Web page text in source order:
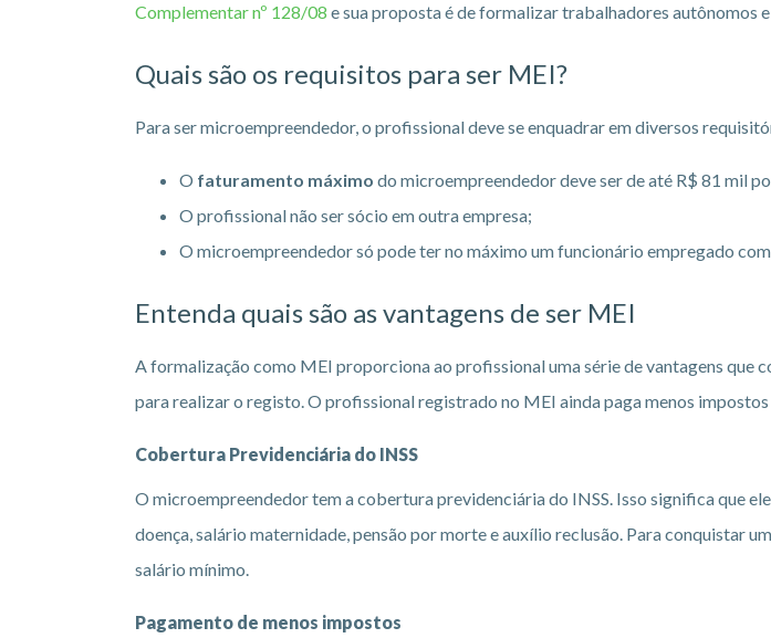
Complementar nº 128/08 e sua proposta é de formalizar trabalhadores autônomos
Quais são os requisitos para ser MEI?
Para ser microempreendedor, o profissional deve se enquadrar em diversos
O faturamento máximo do microempreendedor deve ser de até R$ 81 mil
O profissional não ser sócio em outra empresa;
O microempreendedor só pode ter no máximo um funcionário empregado
Entenda quais são as vantagens de ser MEI
A formalização como MEI proporciona ao profissional uma série de vantagens que
para realizar o registo. O profissional registrado no MEI ainda paga menos
Cobertura Previdenciária do INSS
O microempreendedor tem a cobertura previdenciária do INSS. Isso significa que
doença, salário maternidade, pensão por morte e auxílio reclusão. Para conquistar
salário mínimo.
Pagamento de menos impostos